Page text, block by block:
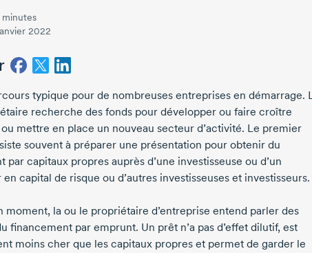
2022
typique pour de nombreuses entreprises en démarrage.
recherche des fonds pour développer ou faire croître
ou mettre en place un nouveau secteur d’activité. Le premier
souvent à préparer une présentation pour obtenir du
par capitaux propres auprès d’une investisseuse ou d’un
en capital de risque ou d’autres investisseuses et investisseurs.
moment, la ou le propriétaire d’entreprise entend parler des
financement par emprunt. Un prêt n’a pas d’effet dilutif, est
moins cher que les capitaux propres et permet de garder le